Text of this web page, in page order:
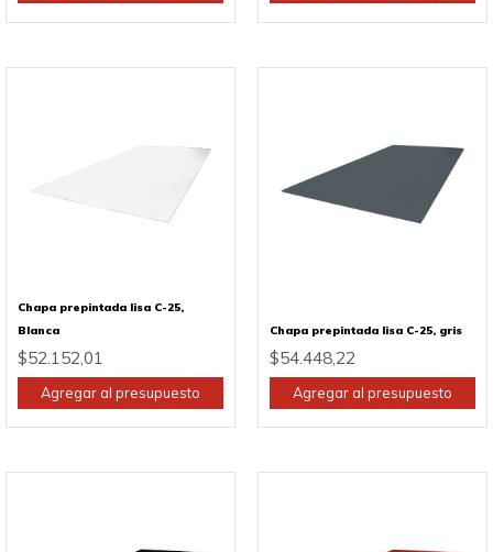
Chapa prepintada lisa C-25,
Blanca
$52.152,01
Agregar al presupuesto
Chapa prepintada lisa C-25, gris
$54.448,22
Agregar al presupuesto